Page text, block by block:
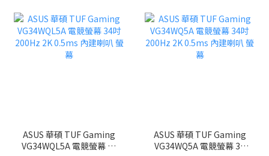
ASUS 華碩 TUF Gaming
VG34WQL5A 電競螢幕 34
ASUS 華碩 TUF Gaming
VG34WQ5A 電競螢幕 34